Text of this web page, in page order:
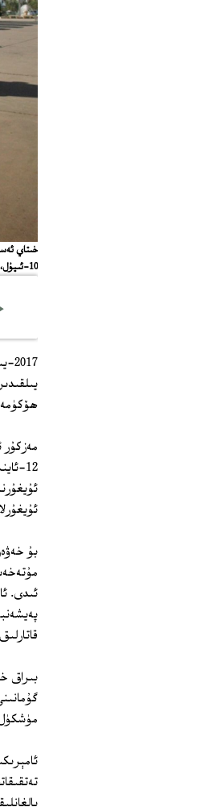
10-ئىيۇل، قەشقەر.
12‏-
ئىدى.
بىراق